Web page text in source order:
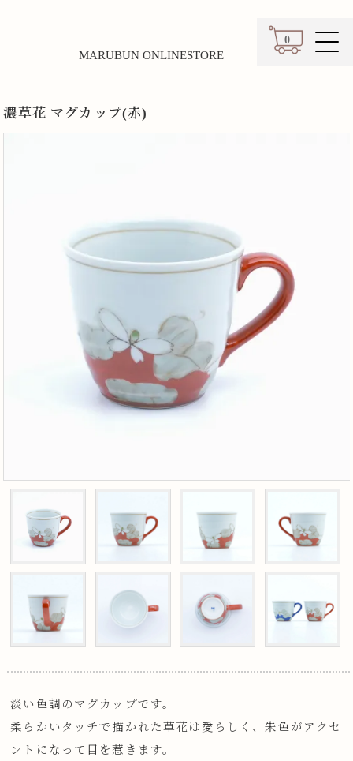
0
カート
MARUBUN ONLINESTORE
濃草花 マグカップ(赤)
淡い色調のマグカップです。
柔らかいタッチで描かれた草花は愛らしく、朱色がアクセ
ントになって目を惹きます。